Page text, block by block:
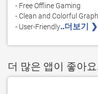
- Free Offline Gaming
- Clean and Colorful
- User-Friendly..더보기 ❯
더 많은 앱이 좋아